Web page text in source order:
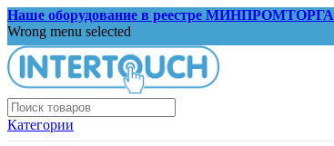
Наше оборудование в реестре МИНПРОМТОРГА
Wrong menu selected
Категории